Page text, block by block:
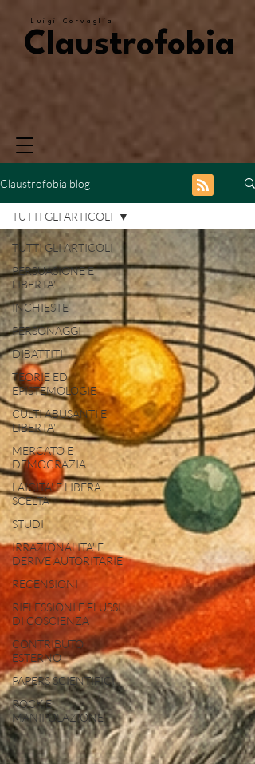
Luigi Corvaglia
Claustrofobia
Claustrofobia blog
TUTTI GLI ARTICOLI
PERSUASIONE E
LIBERTA'
INCHIESTE
PERSONAGGI
DIBATTITI
TEORIE ED
EPISTEMOLOGIE
CULTI ABUSANTI E
LIBERTA'
MERCATO E
DEMOCRAZIA
LAICITA' E LIBERA
SCELTA
STUDI
IRRAZIONALITA' E
DERIVE AUTORITARIE
RECENSIONI
RIFLESSIONI E FLUSSI
DI COSCIENZA
CONTRIBUTO
ESTERNO
PAPERS SCIENTIFICI
ROCK E
MANIPOLAZIONE
TUTTI GLI ARTICOLI